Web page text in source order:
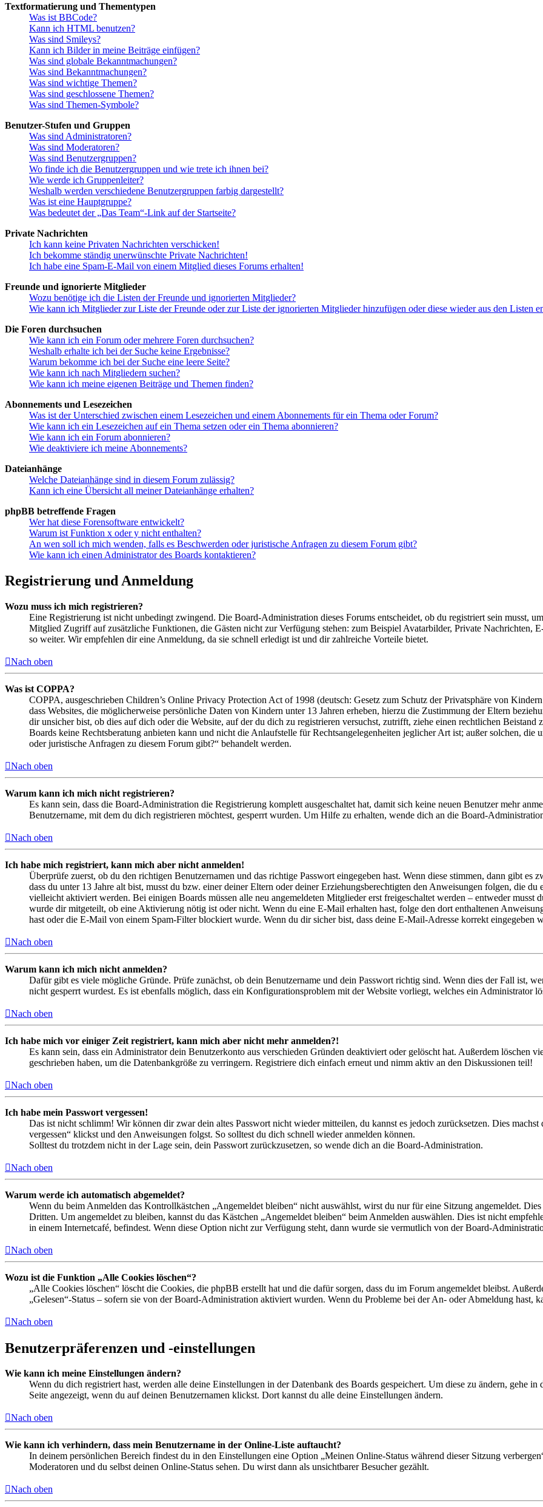
Textformatierung und Thementypen
Was ist BBCode?
Kann ich HTML benutzen?
Was sind Smileys?
Kann ich Bilder in meine Beiträge einfügen?
Was sind globale Bekanntmachungen?
Was sind Bekanntmachungen?
Was sind wichtige Themen?
Was sind geschlossene Themen?
Was sind Themen-Symbole?
Benutzer-Stufen und Gruppen
Was sind Administratoren?
Was sind Moderatoren?
Was sind Benutzergruppen?
Wo finde ich die Benutzergruppen und wie trete ich ihnen bei?
Wie werde ich Gruppenleiter?
Weshalb werden verschiedene Benutzergruppen farbig dargestellt?
Was ist eine Hauptgruppe?
Was bedeutet der „Das Team“-Link auf der Startseite?
Private Nachrichten
Ich kann keine Privaten Nachrichten verschicken!
Ich bekomme ständig unerwünschte Private Nachrichten!
Ich habe eine Spam-E-Mail von einem Mitglied dieses Forums erhalten!
Freunde und ignorierte Mitglieder
Wozu benötige ich die Listen der Freunde und ignorierten Mitglieder?
Wie kann ich Mitglieder zur Liste der Freunde oder zur Liste der ignorierten Mitglieder hinzufügen oder diese wieder aus den Listen
Die Foren durchsuchen
Wie kann ich ein Forum oder mehrere Foren durchsuchen?
Weshalb erhalte ich bei der Suche keine Ergebnisse?
Warum bekomme ich bei der Suche eine leere Seite?
Wie kann ich nach Mitgliedern suchen?
Wie kann ich meine eigenen Beiträge und Themen finden?
Abonnements und Lesezeichen
Was ist der Unterschied zwischen einem Lesezeichen und einem Abonnements für ein Thema oder Forum?
Wie kann ich ein Lesezeichen auf ein Thema setzen oder ein Thema abonnieren?
Wie kann ich ein Forum abonnieren?
Wie deaktiviere ich meine Abonnements?
Dateianhänge
Welche Dateianhänge sind in diesem Forum zulässig?
Kann ich eine Übersicht all meiner Dateianhänge erhalten?
phpBB betreffende Fragen
Wer hat diese Forensoftware entwickelt?
Warum ist Funktion x oder y nicht enthalten?
An wen soll ich mich wenden, falls es Beschwerden oder juristische Anfragen zu diesem Forum gibt?
Wie kann ich einen Administrator des Boards kontaktieren?
Registrierung und Anmeldung
Wozu muss ich mich registrieren?
Eine Registrierung ist nicht unbedingt zwingend. Die Board-Administration dieses Forums entscheidet, ob du registriert sein musst,
Mitglied Zugriff auf zusätzliche Funktionen, die Gästen nicht zur Verfügung stehen: zum Beispiel Avatarbilder, Private Nachrichten,
so weiter. Wir empfehlen dir eine Anmeldung, da sie schnell erledigt ist und dir zahlreiche Vorteile bietet.
Nach oben
Was ist COPPA?
COPPA, ausgeschrieben Children’s Online Privacy Protection Act of 1998 (deutsch: Gesetz zum Schutz der Privatsphäre von
dass Websites, die möglicherweise persönliche Daten von Kindern unter 13 Jahren erheben, hierzu die Zustimmung der Eltern
dir unsicher bist, ob dies auf dich oder die Website, auf der du dich zu registrieren versuchst, zutrifft, ziehe einen rechtlichen
Boards keine Rechtsberatung anbieten kann und nicht die Anlaufstelle für Rechtsangelegenheiten jeglicher Art ist; außer solchen,
oder juristische Anfragen zu diesem Forum gibt?“ behandelt werden.
Nach oben
Warum kann ich mich nicht registrieren?
Es kann sein, dass die Board-Administration die Registrierung komplett ausgeschaltet hat, damit sich keine neuen Benutzer mehr
Benutzername, mit dem du dich registrieren möchtest, gesperrt wurden. Um Hilfe zu erhalten, wende dich an die Board-
Nach oben
Ich habe mich registriert, kann mich aber nicht anmelden!
Überprüfe zuerst, ob du den richtigen Benutzernamen und das richtige Passwort eingegeben hast. Wenn diese stimmen, dann gibt es
dass du unter 13 Jahre alt bist, musst du bzw. einer deiner Eltern oder deiner Erziehungsberechtigten den Anweisungen folgen, die
vielleicht aktiviert werden. Bei einigen Boards müssen alle neu angemeldeten Mitglieder erst freigeschaltet werden – entweder musst
wurde dir mitgeteilt, ob eine Aktivierung nötig ist oder nicht. Wenn du eine E-Mail erhalten hast, folge den dort enthaltenen
hast oder die E-Mail von einem Spam-Filter blockiert wurde. Wenn du dir sicher bist, dass deine E-Mail-Adresse korrekt eingegeben
Nach oben
Warum kann ich mich nicht anmelden?
Dafür gibt es viele mögliche Gründe. Prüfe zunächst, ob dein Benutzername und dein Passwort richtig sind. Wenn dies der Fall ist,
nicht gesperrt wurdest. Es ist ebenfalls möglich, dass ein Konfigurationsproblem mit der Website vorliegt, welches ein Administrator
Nach oben
Ich habe mich vor einiger Zeit registriert, kann mich aber nicht mehr anmelden?!
Es kann sein, dass ein Administrator dein Benutzerkonto aus verschieden Gründen deaktiviert oder gelöscht hat. Außerdem löschen
geschrieben haben, um die Datenbankgröße zu verringern. Registriere dich einfach erneut und nimm aktiv an den Diskussionen teil!
Nach oben
Ich habe mein Passwort vergessen!
Das ist nicht schlimm! Wir können dir zwar dein altes Passwort nicht wieder mitteilen, du kannst es jedoch zurücksetzen. Dies
vergessen“ klickst und den Anweisungen folgst. So solltest du dich schnell wieder anmelden können.
Solltest du trotzdem nicht in der Lage sein, dein Passwort zurückzusetzen, so wende dich an die Board-Administration.
Nach oben
Warum werde ich automatisch abgemeldet?
Wenn du beim Anmelden das Kontrollkästchen „Angemeldet bleiben“ nicht auswählst, wirst du nur für eine Sitzung angemeldet.
Dritten. Um angemeldet zu bleiben, kannst du das Kästchen „Angemeldet bleiben“ beim Anmelden auswählen. Dies ist nicht
in einem Internetcafé, befindest. Wenn diese Option nicht zur Verfügung steht, dann wurde sie vermutlich von der Board-
Nach oben
Wozu ist die Funktion „Alle Cookies löschen“?
„Alle Cookies löschen“ löscht die Cookies, die phpBB erstellt hat und die dafür sorgen, dass du im Forum angemeldet bleibst.
„Gelesen“-Status – sofern sie von der Board-Administration aktiviert wurden. Wenn du Probleme bei der An- oder Abmeldung hast,
Nach oben
Benutzerpräferenzen und -einstellungen
Wie kann ich meine Einstellungen ändern?
Wenn du dich registriert hast, werden alle deine Einstellungen in der Datenbank des Boards gespeichert. Um diese zu ändern, gehe
Seite angezeigt, wenn du auf deinen Benutzernamen klickst. Dort kannst du alle deine Einstellungen ändern.
Nach oben
Wie kann ich verhindern, dass mein Benutzername in der Online-Liste auftaucht?
In deinem persönlichen Bereich findest du in den Einstellungen eine Option „Meinen Online-Status während dieser Sitzung
Moderatoren und du selbst deinen Online-Status sehen. Du wirst dann als unsichtbarer Besucher gezählt.
Nach oben